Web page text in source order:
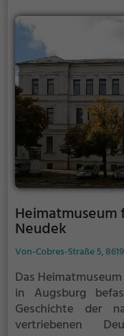
Dienst- und
Staatlichen
Bayerns
Heimatmuseum
Neudek
Von-Cobres-Straße 5,
Das
in Augsburg
Geschichte der
vertriebenen